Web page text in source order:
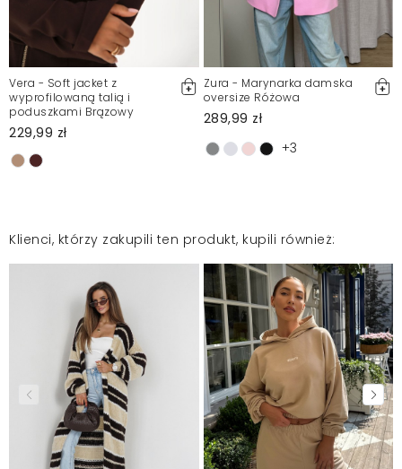
Vera - Soft jacket z
wyprofilowaną talią i
poduszkami Brązowy
229,99 zł
Zura - Marynarka damska
oversize Różowa
289,99 zł
+3
Klienci, którzy zakupili ten produkt, kupili również: